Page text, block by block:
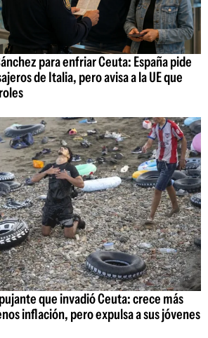
para enfriar Ceuta: España pide
de Italia, pero avisa a la UE que
que invadió Ceuta: crece más
inflación, pero expulsa a sus jóvenes